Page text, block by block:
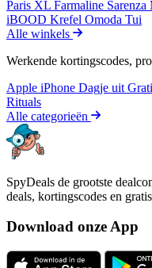
Paris XL Farmaline Sarenza
iBOOD Krefel Omoda Tui
Alle winkels
Werkende kortingscodes,
Apple iPhone Dagje uit
Rituals
Alle categorieën
SpyDeals de grootste
deals, kortingscodes en
Download onze App